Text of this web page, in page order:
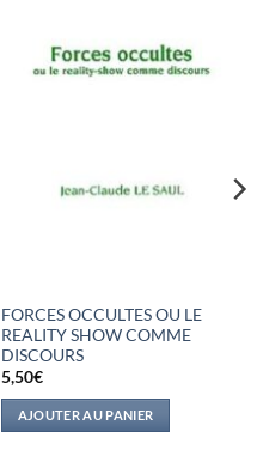
FORCES OCCULTES OU LE
REALITY SHOW COMME
DISCOURS
5,50€
AJOUTER AU PANIER